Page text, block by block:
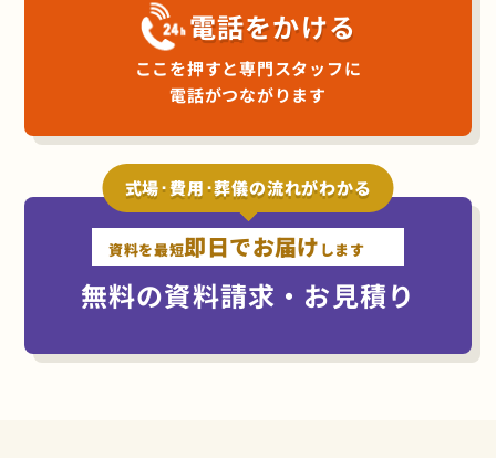
ここを押すと専門スタッフに
電話がつながります
電話をかける
式場･費用･葬儀の流れがわかる
資料を最短即日でお届け します
無料の資料請求・お見積り